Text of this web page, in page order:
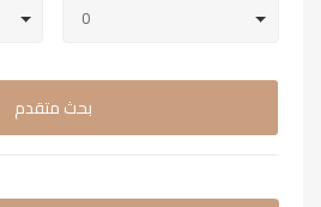
0
بحث متقدم